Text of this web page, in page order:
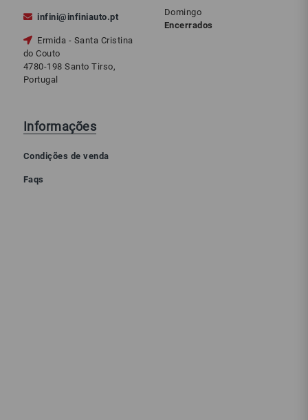
infini@infiniauto.pt
Ermida - Santa Cristina
do Couto
4780-198 Santo Tirso,
Portugal
Domingo
Encerrados
Informações
Condições de venda
Faqs